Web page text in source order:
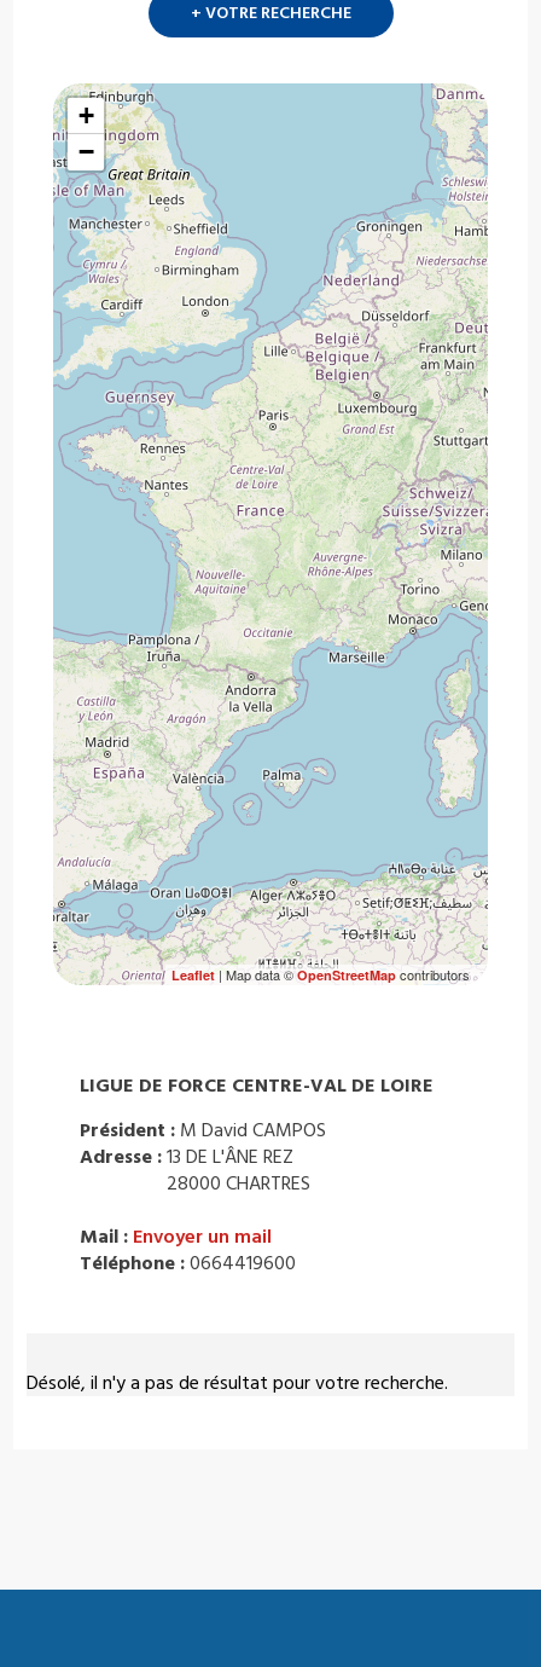
+ VOTRE RECHERCHE
Désolé, il n'y a pas de résultat pour votre recherche.
+
−
Leaflet| Map data ©OpenStreetMapcontributors
LIGUE DE FORCE CENTRE-VAL DE LOIRE
Président : M David CAMPOS
Adresse :13 DE L'ÂNE REZ
28000 CHARTRES
Mail : Envoyer un mail
Téléphone :0664419600